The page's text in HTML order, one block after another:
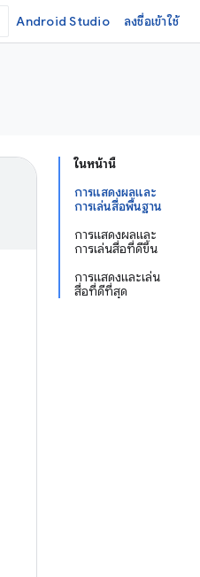
Android Studio ลงชื่อเข้าใช้
ในหน้านี้
การแสดงผลและ
การเล่นสื่อพื้นฐาน
การแสดงผลและ
การเล่นสื่อที่ดีขึ้น
การแสดงและเล่น
สื่อที่ดีที่สุด